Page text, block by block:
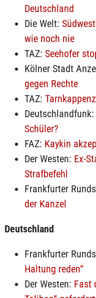
Deutschland
Die Welt:
wie noch nie
TAZ: Seehofer
Kölner Stadt
gegen Rechte
TAZ:
Deutschlandfunk:
Schüler?
FAZ: Kaykin
Der Westen: Ex-
Strafbefehl
Frankfurter
der Kanzel
Deutschland
Frankfurter
Haltung reden“
Der Westen: Fast